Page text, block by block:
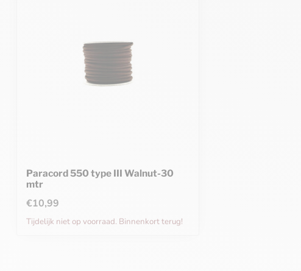
Paracord 550 type III Walnut-30
mtr
€10,99
Tijdelijk niet op voorraad. Binnenkort terug!